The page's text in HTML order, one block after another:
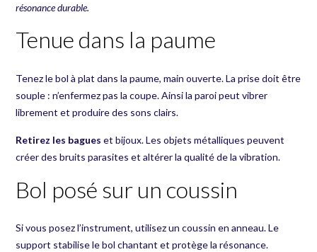
résonance durable.
Tenue dans la paume
Tenez le bol à plat dans la paume, main ouverte. La prise doit être
souple : n’enfermez pas la coupe. Ainsi la paroi peut vibrer
librement et produire des sons clairs.
Retirez les bagues et bijoux. Les objets métalliques peuvent
créer des bruits parasites et altérer la qualité de la vibration.
Bol posé sur un coussin
Si vous posez l’instrument, utilisez un coussin en anneau. Le
support stabilise le bol chantant et protège la résonance.